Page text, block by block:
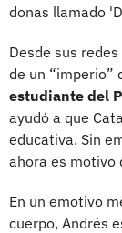
donas llamado
Desde sus
de un “imperio”
estudiante del
ayudó a que
educativa. Sin
ahora es motivo
En un emotivo
cuerpo, Andrés